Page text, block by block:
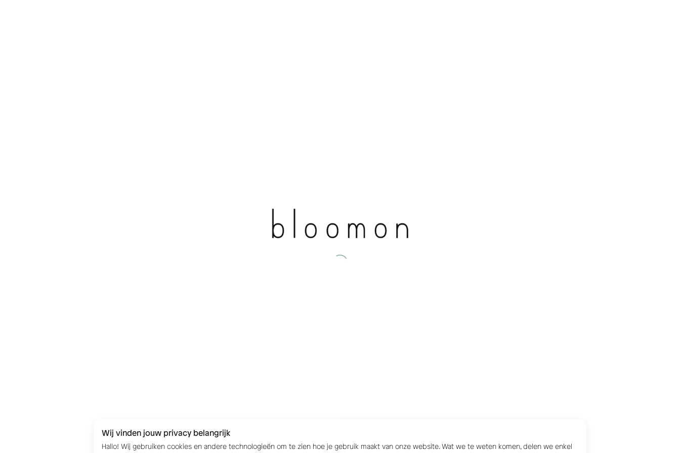
Wij vinden jouw privacy belangrijk
Hallo! Wij gebruiken cookies en andere technologieën om te zien hoe je gebruik maakt van onze website. Wat we te weten komen, delen we enkel